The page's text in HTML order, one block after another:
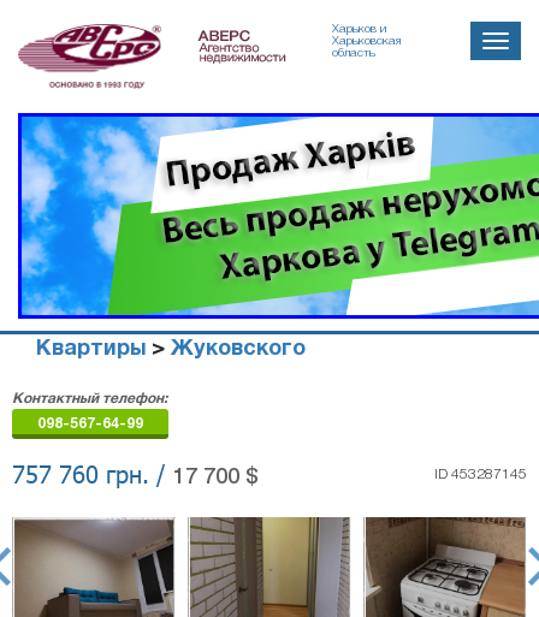
Харьков и
Харьковская
область
Toggle
Квартиры > Жуковского
недвижимости
"Аверс"
Контактный телефон:
098-567-64-99
757 760 грн. / 17 700 $ ID 453287145